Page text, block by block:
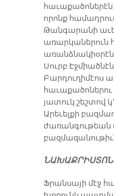
հաւաքածոներէն
որոնք
Թանգարանի
առարկաներուն
առանձնակիօրէն
Սուրբ
Բարդուղիմէոս
յատուկ շեշտով
Արեւելքի
ժառանգութեան
Ֆրանսայի մէջ